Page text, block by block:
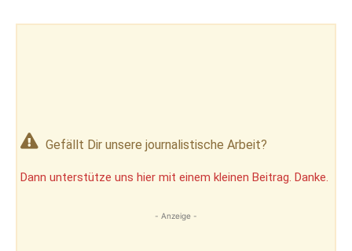
Gefällt Dir unsere journalistische Arbeit?
Dann unterstütze uns hier mit einem kleinen Beitrag. Danke.
- Anzeige -